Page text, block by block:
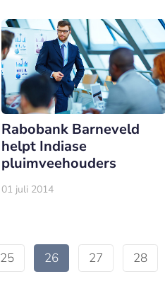
Rabobank Barneveld
helpt Indiase
pluimveehouders
01 juli 2014
25 26 27 28